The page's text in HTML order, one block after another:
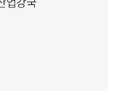
업강국”